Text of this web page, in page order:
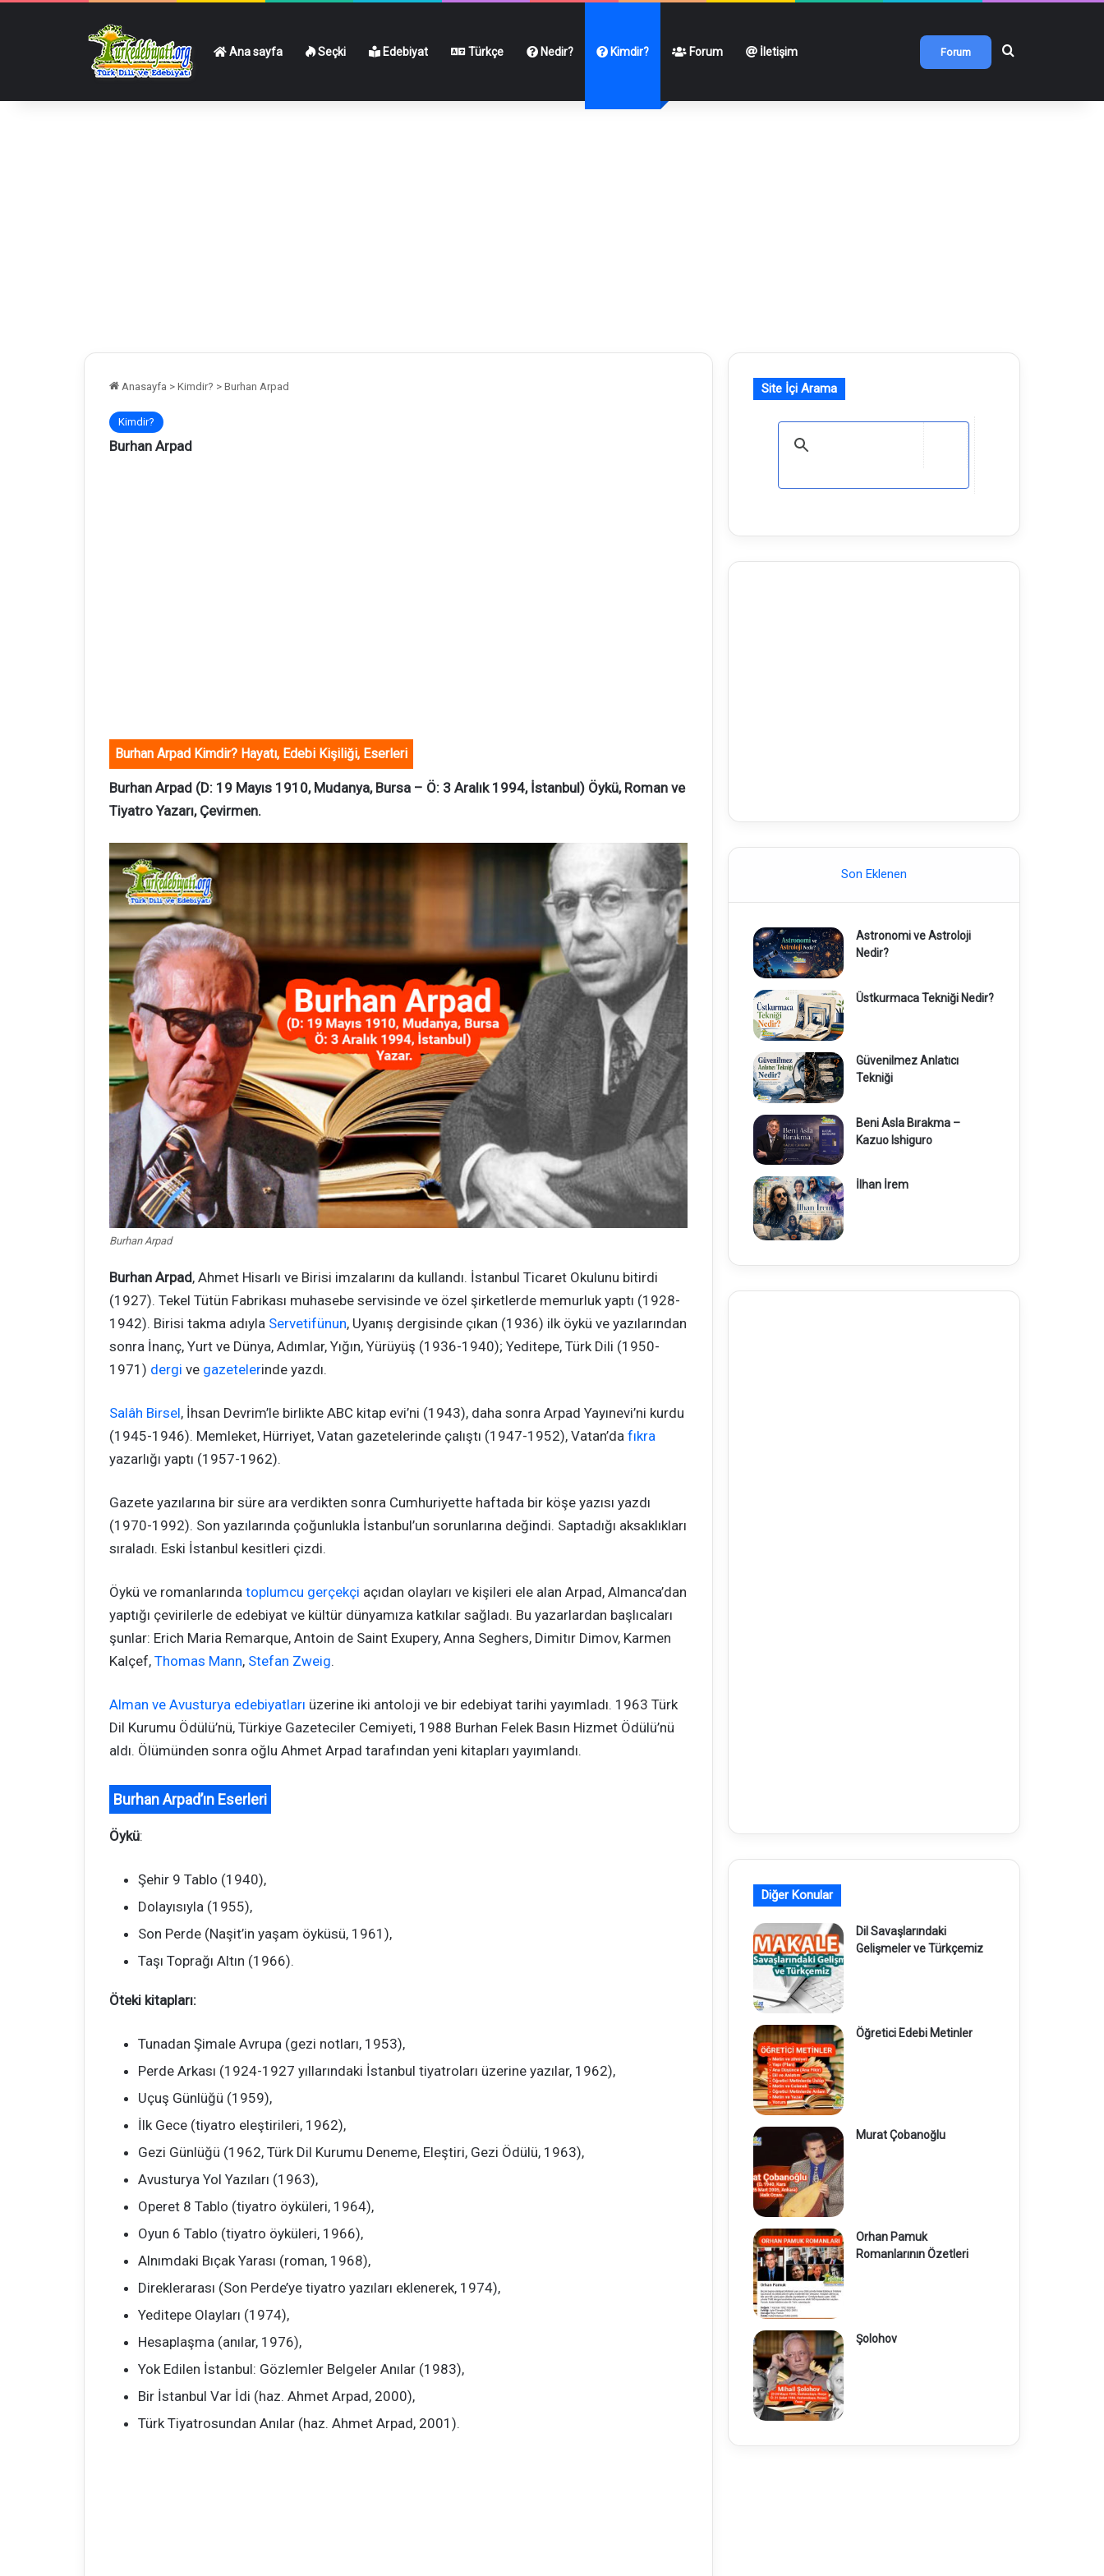
Ana sayfa Seçki Edebiyat Türkçe Nedir? Kimdir? Forum İletişim Forum Arama yap ...
Anasayfa > Kimdir? > Burhan Arpad
Kimdir?
Burhan Arpad
Burhan Arpad Kimdir? Hayatı, Edebi Kişiliği, Eserleri
Burhan Arpad (D: 19 Mayıs 1910, Mudanya, Bursa – Ö: 3 Aralık 1994, İstanbul) Öykü, Roman ve
Tiyatro Yazarı, Çevirmen.
Burhan Arpad
Burhan Arpad, Ahmet Hisarlı ve Birisi imzalarını da kullandı. İstanbul Ticaret Okulunu bitirdi
(1927). Tekel Tütün Fabrikası muhasebe servisinde ve özel şirketlerde memurluk yaptı (1928-
1942). Birisi takma adıyla Servetifünun, Uyanış dergisinde çıkan (1936) ilk öykü ve yazılarından
sonra İnanç, Yurt ve Dünya, Adımlar, Yığın, Yürüyüş (1936-1940); Yeditepe, Türk Dili (1950-
1971) dergi ve gazetelerinde yazdı.
Salâh Birsel, İhsan Devrim’le birlikte ABC kitap evi’ni (1943), daha sonra Arpad Yayınevi’ni kurdu
(1945-1946). Memleket, Hürriyet, Vatan gazetelerinde çalıştı (1947-1952), Vatan’da fıkra
yazarlığı yaptı (1957-1962).
Gazete yazılarına bir süre ara verdikten sonra Cumhuriyette haftada bir köşe yazısı yazdı
(1970-1992). Son yazılarında çoğunlukla İstanbul’un sorunlarına değindi. Saptadığı aksaklıkları
sıraladı. Eski İstanbul kesitleri çizdi.
Öykü ve romanlarında toplumcu gerçekçi açıdan olayları ve kişileri ele alan Arpad, Almanca’dan
yaptığı çevirilerle de edebiyat ve kültür dünyamıza katkılar sağladı. Bu yazarlardan başlıcaları
şunlar: Erich Maria Remarque, Antoin de Saint Exupery, Anna Seghers, Dimitır Dimov, Karmen
Kalçef, Thomas Mann, Stefan Zweig.
Alman ve Avusturya edebiyatları üzerine iki antoloji ve bir edebiyat tarihi yayımladı. 1963 Türk
Dil Kurumu Ödülü’nü, Türkiye Gazeteciler Cemiyeti, 1988 Burhan Felek Basın Hizmet Ödülü’nü
aldı. Ölümünden sonra oğlu Ahmet Arpad tarafından yeni kitapları yayımlandı.
Burhan Arpad’ın Eserleri
Öykü:
Şehir 9 Tablo (1940),
Dolayısıyla (1955),
Son Perde (Naşit’in yaşam öyküsü, 1961),
Taşı Toprağı Altın (1966).
Öteki kitapları:
Tunadan Şimale Avrupa (gezi notları, 1953),
Perde Arkası (1924-1927 yıllarındaki İstanbul tiyatroları üzerine yazılar, 1962),
Uçuş Günlüğü (1959),
İlk Gece (tiyatro eleştirileri, 1962),
Gezi Günlüğü (1962, Türk Dil Kurumu Deneme, Eleştiri, Gezi Ödülü, 1963),
Avusturya Yol Yazıları (1963),
Operet 8 Tablo (tiyatro öyküleri, 1964),
Oyun 6 Tablo (tiyatro öyküleri, 1966),
Alnımdaki Bıçak Yarası (roman, 1968),
Direklerarası (Son Perde’ye tiyatro yazıları eklenerek, 1974),
Yeditepe Olayları (1974),
Hesaplaşma (anılar, 1976),
Yok Edilen İstanbul: Gözlemler Belgeler Anılar (1983),
Bir İstanbul Var İdi (haz. Ahmet Arpad, 2000),
Türk Tiyatrosundan Anılar (haz. Ahmet Arpad, 2001).
Site İçi Arama
Son Eklenen
Astronomi ve Astroloji
Nedir?
Üstkurmaca Tekniği Nedir?
Güvenilmez Anlatıcı
Tekniği
Beni Asla Bırakma –
Kazuo Ishiguro
İlhan İrem
Diğer Konular
Dil Savaşlarındaki
Gelişmeler ve Türkçemiz
Öğretici Edebi Metinler
Murat Çobanoğlu
Orhan Pamuk
Romanlarının Özetleri
Şolohov